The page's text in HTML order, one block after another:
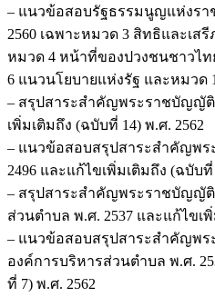
– แนวข้อสอบรัฐธรรมนูญแห่งร
2560 เฉพาะหมวด 3 สิทธิและเส
หมวด 4 หน้าที่ของปวงชนชาวไ
6 แนวนโยบายแห่งรัฐ และหมวด
– สรุปสาระสำคัญพระราชบัญญัติ
เพิ่มเติมถึง (ฉบับที่ 14) พ.ศ. 2562
– แนวข้อสอบสรุปสาระสำคัญพ
2496 และแก้ไขเพิ่มเติมถึง (ฉบับที่
– สรุปสาระสำคัญพระราชบัญญั
ส่วนตำบล พ.ศ. 2537 และแก้ไขเ
– แนวข้อสอบสรุปสาระสำคัญพ
องค์การบริหารส่วนตำบล พ.ศ.
ที่ 7) พ.ศ. 2562